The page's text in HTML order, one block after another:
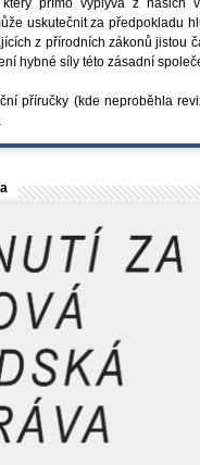
přímo vyplývá z našich
uskutečnit za předpokladu
z přírodních zákonů jistou
hybné síly této zásadní
příručky (kde neproběhla
.